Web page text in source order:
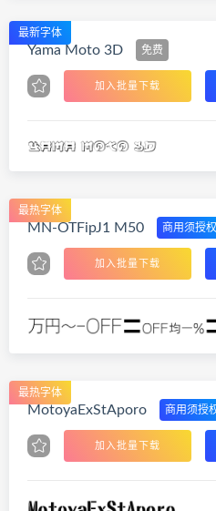
最新字体
Yama Moto 3D 免费
加入批量下载
最热字体
MN-OTFipJ1 M50 商用须授权
加入批量下载
最热字体
MotoyaExStAporo 商用须授
加入批量下载